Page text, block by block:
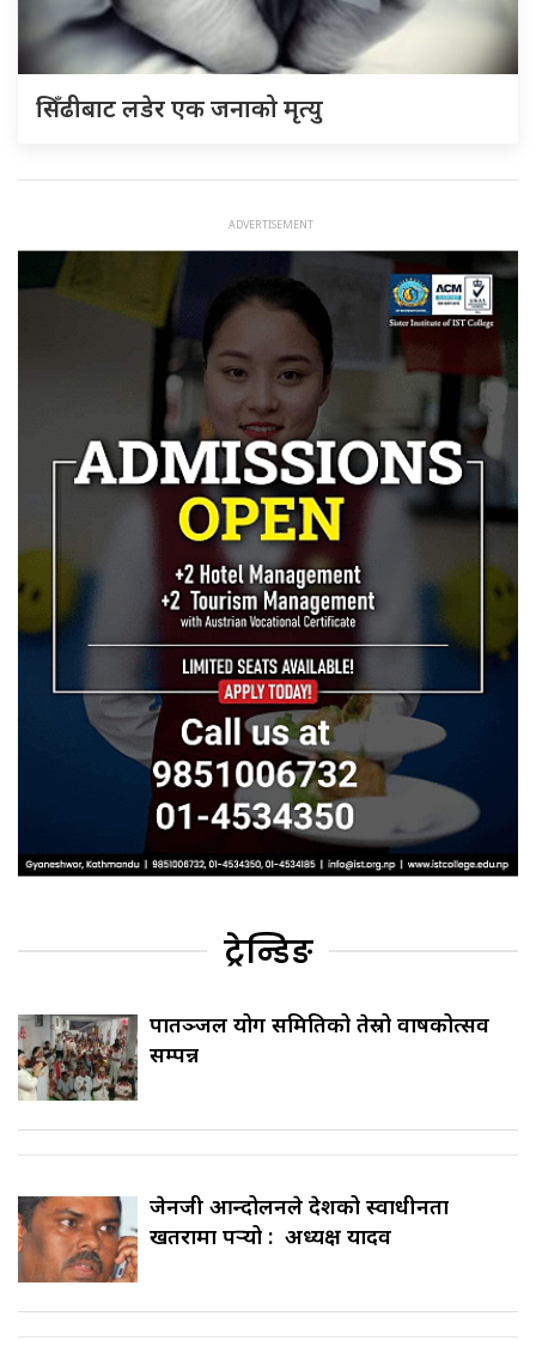
सिँढीबाट लडेर एक जनाको मृत्यु
ट्रेन्डिङ
पातञ्जल योग समितिको तेस्रो वार्षिकोत्सव
सम्पन्न
जेनजी आन्दोलनले देशको स्वाधीनता
खतरामा पर्‍यो : अध्यक्ष यादव